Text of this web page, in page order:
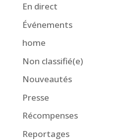
En direct
Événements
home
Non classifié(e)
Nouveautés
Presse
Récompenses
Reportages